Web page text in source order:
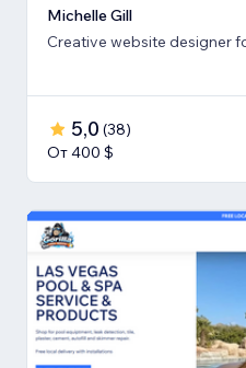
Michelle Gill
Creative website designer
5,0 (38)
От 400 $